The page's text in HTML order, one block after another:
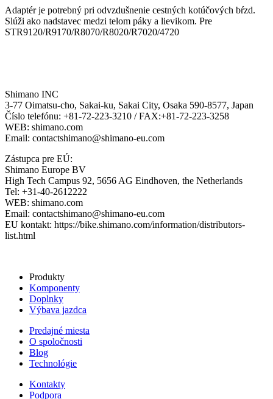
Adaptér je potrebný pri odvzdušnenie cestných kotúčových bŕzd.
Slúži ako nadstavec medzi telom páky a lievikom. Pre
STR9120/R9170/R8070/R8020/R7020/4720
Shimano INC
3-77 Oimatsu-cho, Sakai-ku, Sakai City, Osaka 590-8577, Japan
Číslo telefónu: +81-72-223-3210 / FAX:+81-72-223-3258
WEB: shimano.com
Email: contactshimano@shimano-eu.com
Zástupca pre EÚ:
Shimano Europe BV
High Tech Campus 92, 5656 AG Eindhoven, the Netherlands
Tel: +31-40-2612222
WEB: shimano.com
Email: contactshimano@shimano-eu.com
EU kontakt: https://bike.shimano.com/information/distributors-
list.html
Produkty
Komponenty
Doplnky
Výbava jazdca
Predajné miesta
O spoločnosti
Blog
Technológie
Kontakty
Podpora